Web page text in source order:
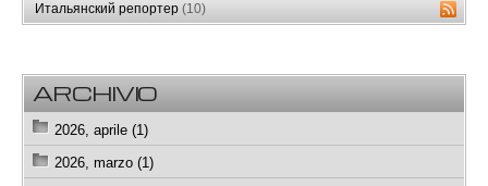
Итальянский репортер (10)
ARCHIVIO
2026, aprile (1)
2026, marzo (1)